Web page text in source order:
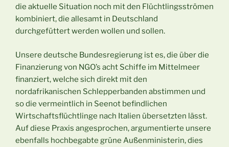
die aktuelle Situation noch mit den Flüchtlingsströmen
kombiniert, die allesamt in Deutschland
durchgefüttert werden wollen und sollen.
Unsere deutsche Bundesregierung ist es, die über die
Finanzierung von NGO’s acht Schiffe im Mittelmeer
finanziert, welche sich direkt mit den
nordafrikanischen Schlepperbanden abstimmen und
so die vermeintlich in Seenot befindlichen
Wirtschaftsflüchtlinge nach Italien übersetzten lässt.
Auf diese Praxis angesprochen, argumentierte unsere
ebenfalls hochbegabte grüne Außenministerin, dies